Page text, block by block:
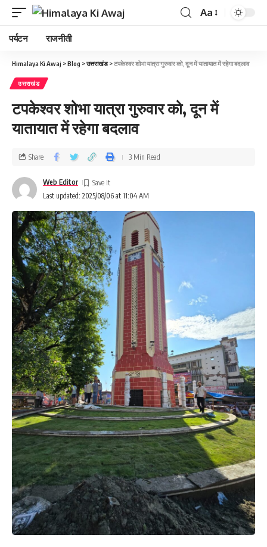
Aa
पर्यटन राजनीती
Himalaya Ki Awaj >Blog >उत्तराखंड>टपकेश्‍वर शोभा यात्रा गुरुवार को, दून में यातायात में रहेगा बदलाव
उत्तराखंड
टपकेश्‍वर शोभा यात्रा गुरुवार को, दून में
यातायात में रहेगा बदलाव
Last updated: 2025/08/06 at 11:04 AM
Web Editor
Share 3 Min Read